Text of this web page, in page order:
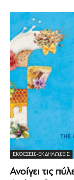
ΕΚΘΈΣΕΙΣ-ΕΚΔΗΛΏΣΕΙΣ
Ανοίγει τις